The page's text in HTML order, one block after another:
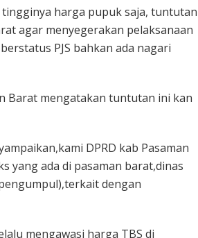
harga pupuk saja, tuntutan
agar menyegerakan pelaksanaan
PJS bahkan ada nagari
Barat mengatakan tuntutan ini kan
DPRD kab Pasaman
yang ada di pasaman barat,dinas
dengan
mengawasi harga TBS di